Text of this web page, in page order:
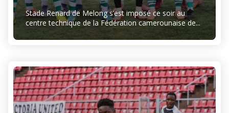
Stade Renard de Melong s’est imposé ce soir au
centre technique de la Fédération camerounaise de...